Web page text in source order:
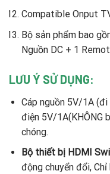
Compatible Onput
Bộ sản phẩm bao
Nguồn DC + 1
LƯU Ý SỬ DỤNG:
Cáp nguồn 5V/1A
điện 5V/1A(KHÔNG
chóng.
Bộ thiết bị HDMI
động chuyển đổi,